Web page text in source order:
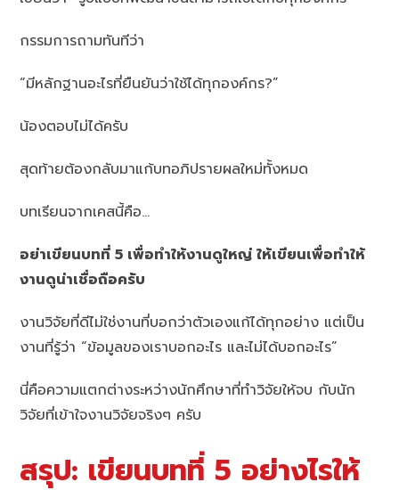
กรรมการถามทันทีว่า
“มีหลักฐานอะไรที่ยืนยันว่าใช้ได้ทุกองค์กร?”
น้องตอบไม่ได้ครับ
สุดท้ายต้องกลับมาแก้บทอภิปรายผลใหม่ทั้งหมด
บทเรียนจากเคสนี้คือ…
อย่าเขียนบทที่ 5 เพื่อทำให้งานดูใหญ่ ให้เขียนเพื่อทำให้
งานดูน่าเชื่อถือครับ
งานวิจัยที่ดีไม่ใช่งานที่บอกว่าตัวเองแก้ได้ทุกอย่าง แต่เป็น
งานที่รู้ว่า “ข้อมูลของเราบอกอะไร และไม่ได้บอกอะไร”
นี่คือความแตกต่างระหว่างนักศึกษาที่ทำวิจัยให้จบ กับนัก
วิจัยที่เข้าใจงานวิจัยจริงๆ ครับ
สรุป: เขียนบทที่ 5 อย่างไรให้